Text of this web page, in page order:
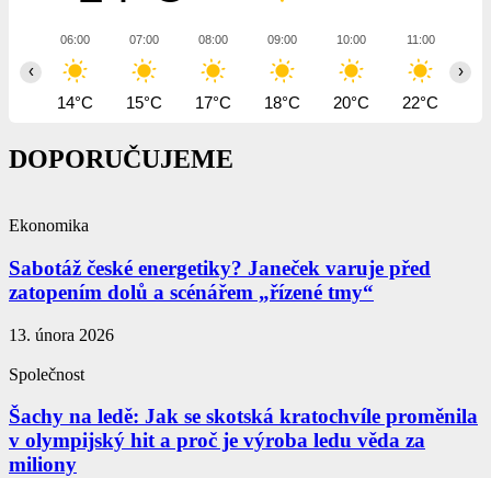
06:00
14°C
07:00
15°C
08:00
17°C
09:00
18°C
10:00
20°C
11:00
22°C
‹ ›
DOPORUČUJEME
Ekonomika
Sabotáž české energetiky? Janeček varuje před
zatopením dolů a scénářem „řízené tmy“
13. února 2026
Společnost
Šachy na ledě: Jak se skotská kratochvíle proměnila
v olympijský hit a proč je výroba ledu věda za
miliony